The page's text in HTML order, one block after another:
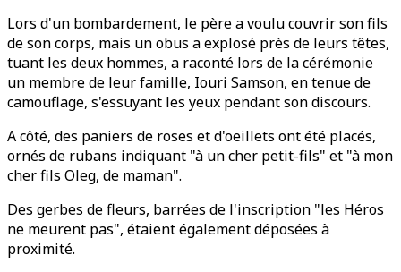
Lors d'un bombardement, le père a voulu couvrir son fils
de son corps, mais un obus a explosé près de leurs têtes,
tuant les deux hommes, a raconté lors de la cérémonie
un membre de leur famille, Iouri Samson, en tenue de
camouflage, s'essuyant les yeux pendant son discours.
A côté, des paniers de roses et d'oeillets ont été placés,
ornés de rubans indiquant "à un cher petit-fils" et "à mon
cher fils Oleg, de maman".
Des gerbes de fleurs, barrées de l'inscription "les Héros
ne meurent pas", étaient également déposées à
proximité.